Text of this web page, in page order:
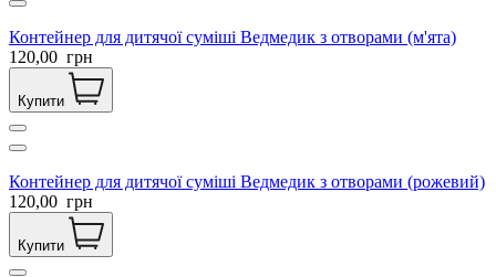
Контейнер для дитячої суміші Ведмедик з отворами (м'ята)
120,00 грн
Купити
Контейнер для дитячої суміші Ведмедик з отворами (рожевий)
120,00 грн
Купити